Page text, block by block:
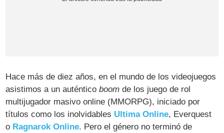
Hace más de diez años, en el mundo de los videojuegos
asistimos a un auténticoboom de los juego de rol
multijugador masivo online (MMORPG), iniciado por
títulos como los inolvidables Ultima Online, Everquest
o Ragnarok Online. Pero el género no terminó de